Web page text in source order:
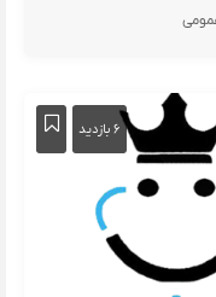
۶ بازدید